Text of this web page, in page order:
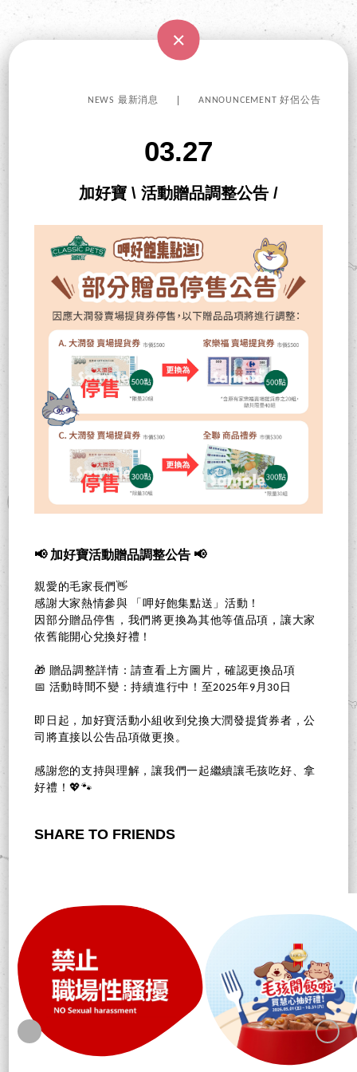
NEWS 最新消息 ANNOUNCEMENT 好侶公告
03.27
加好寶 \ 活動贈品調整公告 /
📢 加好寶活動贈品調整公告 📢
親愛的毛家長們👋
感謝大家熱情參與 「呷好飽集點送」活動！
因部分贈品停售，我們將更換為其他等值品項，讓大家
依舊能開心兌換好禮！
🎁 贈品調整詳情：請查看上方圖片，確認更換品項
📅 活動時間不變：持續進行中！至2025年9月30日
即日起，加好寶活動小組收到兌換大潤發提貨券者，公
司將直接以公告品項做更換。
感謝您的支持與理解，讓我們一起繼續讓毛孩吃好、拿
好禮！💖🐾
SHARE TO FRIENDS